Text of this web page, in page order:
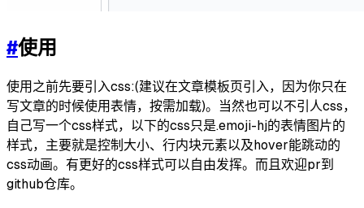
#使用
使用之前先要引入css:(建议在文章模板页引入，因为你只在
写文章的时候使用表情，按需加载)。当然也可以不引人css，
自己写一个css样式，以下的css只是.emoji-hj的表情图片的
样式，主要就是控制大小、行内块元素以及hover能跳动的
css动画。有更好的css样式可以自由发挥。而且欢迎pr到
github仓库。